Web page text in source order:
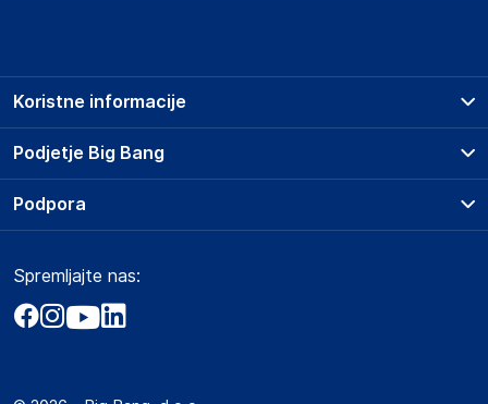
Podjetje Big Bang
O podjetju
Obvestila za javnost
Akt o digitalnih storitvah
Koristne informacije
Prodajna mesta
Storitve
Dostava, vnos in odvoz
Zavarovanje izdelkov
Podpora
Marketplace
Kako oddati naročilo?
Spremljajte nas: